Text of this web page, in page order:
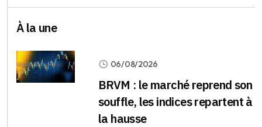
À la une
06/08/2026
BRVM : le marché reprend son
souffle, les indices repartent à
la hausse